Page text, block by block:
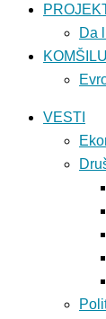
Da
VESTI